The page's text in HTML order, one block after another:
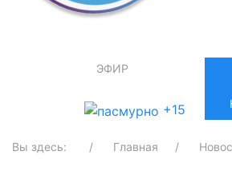
ЭФИР
+15
Вы здесь: Главная